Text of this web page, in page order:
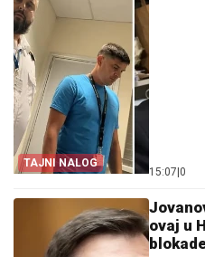
TAJNI NALOG
15:07 0
ovaj u